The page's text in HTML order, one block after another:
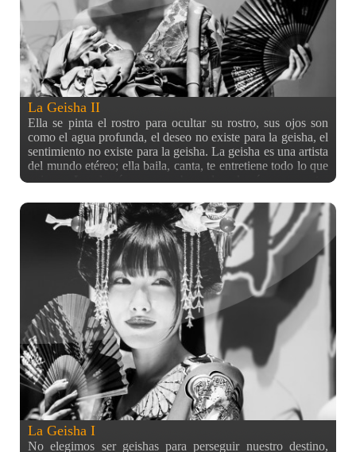
La Geisha II
Ella se pinta el rostro para ocultar su rostro, sus ojos son
como el agua profunda, el deseo no existe para la geisha, el
sentimiento no existe para la geisha. La geisha es una artista
del mundo etéreo; ella baila, canta, te entretiene todo lo que
quieras. Lo demás son sombras, los demás es secreto.
compañía de @danjuro en el Comiket, a lo que vi en el
Comiket y al comentario de @flapy, aclarar que las chicas
de las fotos iban caracterizadas de oiran, y no de geishas. Es
decir, las prostitutas del antiguo Edo como se puede
observar por el kimono abierto, sus colores y por tenerlo
hacia afuera. Además, gracias a un apunte de @japangaijin
me he enterado que la chica de la izquierda (es decir, la de
la otra entrada), es Konno Anna (今野杏南), una idol
japonesa principalmente conocida por sus apariciones como
modelo profesional de revistas de gravure *guiño* *guiño*
La Geisha I
No elegimos ser geishas para perseguir nuestro destino,